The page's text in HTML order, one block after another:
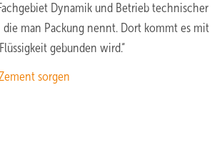
Dynamik und Betrieb technischer
man Packung nennt. Dort kommt es mit
gebunden wird.“
sorgen